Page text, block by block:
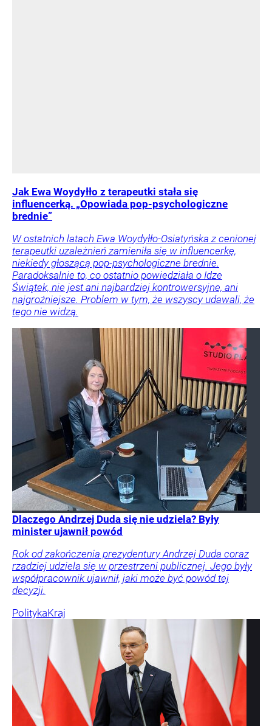
Jak Ewa Woydyłło z terapeutki stała się
influencerką. „Opowiada pop-psychologiczne
brednie”
W ostatnich latach Ewa Woydyłło-Osiatyńska z cenionej
terapeutki uzależnień zamieniła się w influencerkę,
niekiedy głoszącą pop-psychologiczne brednie.
Paradoksalnie to, co ostatnio powiedziała o Idze
Świątek, nie jest ani najbardziej kontrowersyjne, ani
najgroźniejsze. Problem w tym, że wszyscy udawali, że
tego nie widzą.
Dlaczego Andrzej Duda się nie udziela? Były
minister ujawnił powód
Rok od zakończenia prezydentury Andrzej Duda coraz
rzadziej udziela się w przestrzeni publicznej. Jego były
współpracownik ujawnił, jaki może być powód tej
decyzji.
PolitykaKraj